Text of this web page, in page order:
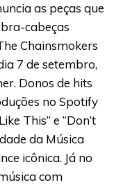
as peças que
cabeças
Chainsmokers
7 de setembro,
Donos de hits
no Spotify
This” e “Don’t
da Música
icônica. Já no
com